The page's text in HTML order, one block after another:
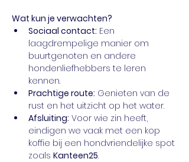
Wat kun je verwachten?
Sociaal contact: Een
laagdrempelige manier om
buurtgenoten en andere
hondenliefhebbers te leren
kennen.
Prachtige route: Genieten van de
rust en het uitzicht op het water.
Afsluiting: Voor wie zin heeft,
eindigen we vaak met een kop
koffie bij een hondvriendelijke spot
zoals Kanteen25.